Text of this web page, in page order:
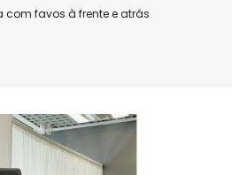
favos à frente e atrás